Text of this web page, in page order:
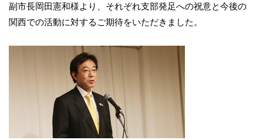
副市長岡田憲和様より、それぞれ支部発足への祝意と今後の
関西での活動に対するご期待をいただきました。